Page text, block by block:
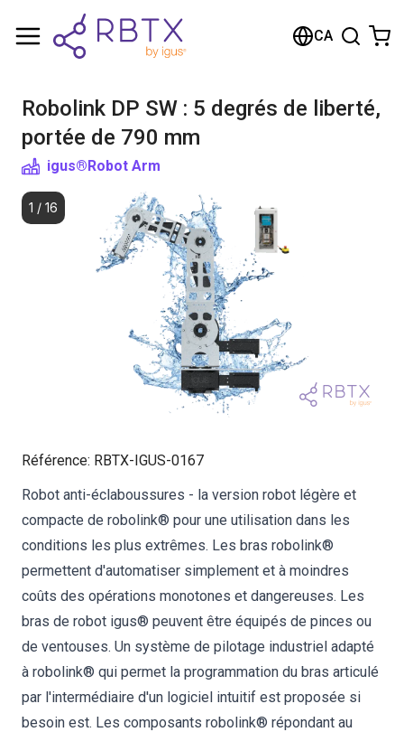
CA
Robolink DP SW : 5 degrés de liberté,
portée de 790 mm
igus®Robot Arm
1 / 16
Référence: RBTX-IGUS-0167
Robot anti-éclaboussures - la version robot légère et
compacte de robolink® pour une utilisation dans les
conditions les plus extrêmes. Les bras robolink®
permettent d'automatiser simplement et à moindres
coûts des opérations monotones et dangereuses. Les
bras de robot igus® peuvent être équipés de pinces ou
de ventouses. Un système de pilotage industriel adapté
à robolink® qui permet la programmation du bras articulé
par l'intermédiaire d'un logiciel intuitif est proposée si
besoin est. Les composants robolink® répondant au
Shopping Cart
Browse the shop